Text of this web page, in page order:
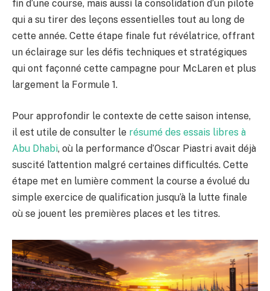
fin d’une course, mais aussi la consolidation d’un pilote
qui a su tirer des leçons essentielles tout au long de
cette année. Cette étape finale fut révélatrice, offrant
un éclairage sur les défis techniques et stratégiques
qui ont façonné cette campagne pour McLaren et plus
largement la Formule 1.
Pour approfondir le contexte de cette saison intense,
il est utile de consulter le résumé des essais libres à
Abu Dhabi, où la performance d’Oscar Piastri avait déjà
suscité l’attention malgré certaines difficultés. Cette
étape met en lumière comment la course a évolué du
simple exercice de qualification jusqu’à la lutte finale
où se jouent les premières places et les titres.